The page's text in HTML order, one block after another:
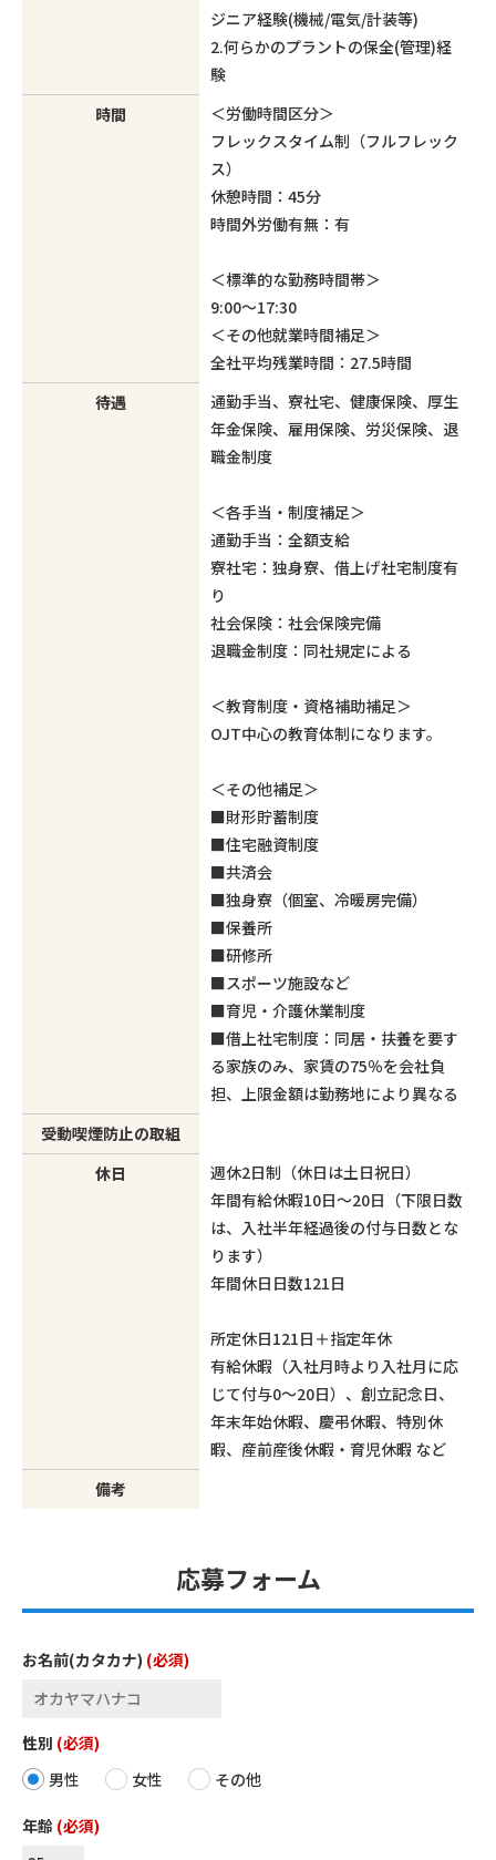
ジニア経験(機械/電気/計装等)
2.何らかのプラントの保全(管理)経
験
時間
＜労働時間区分＞
フレックスタイム制（フルフレック
ス）
休憩時間：45分
時間外労働有無：有
＜標準的な勤務時間帯＞
9:00～17:30
＜その他就業時間補足＞
全社平均残業時間：27.5時間
待遇
通勤手当、寮社宅、健康保険、厚生
年金保険、雇用保険、労災保険、退
職金制度
＜各手当・制度補足＞
通勤手当：全額支給
寮社宅：独身寮、借上げ社宅制度有
り
社会保険：社会保険完備
退職金制度：同社規定による
＜教育制度・資格補助補足＞
OJT中心の教育体制になります。
＜その他補足＞
■財形貯蓄制度
■住宅融資制度
■共済会
■独身寮（個室、冷暖房完備）
■保養所
■研修所
■スポーツ施設など
■育児・介護休業制度
■借上社宅制度：同居・扶養を要す
る家族のみ、家賃の75％を会社負
担、上限金額は勤務地により異なる
受動喫煙防止の取組
休日
週休2日制（休日は土日祝日）
年間有給休暇10日～20日（下限日数
は、入社半年経過後の付与日数とな
ります）
年間休日日数121日
所定休日121日＋指定年休
有給休暇（入社月時より入社月に応
じて付与0～20日）、創立記念日、
年末年始休暇、慶弔休暇、特別休
暇、産前産後休暇・育児休暇 など
備考
応募フォーム
お名前(カタカナ) (必須)
性別 (必須)
男性
女性 その他
年齢 (必須)